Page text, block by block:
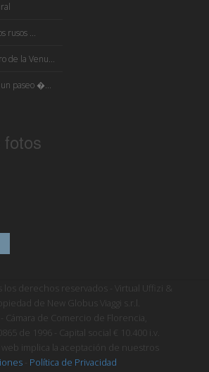
rusos ...
de la Venu...
paseo �...
los derechos reservados - Virtual Uffizi &
de New Globus Viaggi s.r.l.
Cámara de Comercio de Florencia,
de 1996 - Capital social € 10.400 i.v.
implica la aceptación de nuestros
Política de Privacidad